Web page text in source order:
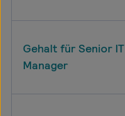
Gehalt für Senior IT
Manager